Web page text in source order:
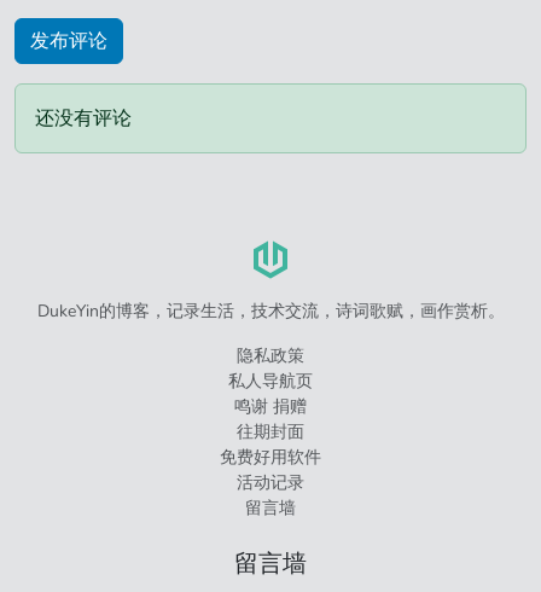
还没有评论
DukeYin的博客，记录生活，技术交流，诗词歌赋，画作赏析。
隐私政策
私人导航页
鸣谢 捐赠
往期封面
免费好用软件
活动记录
留言墙
留言墙